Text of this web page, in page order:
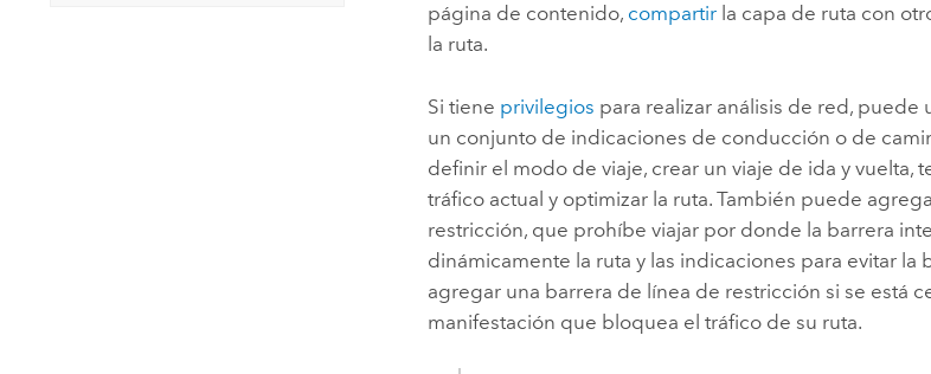
página de contenido, compartir la capa de ruta con
la ruta.
Si tiene privilegios para realizar análisis de red, puede
un conjunto de indicaciones de conducción o de
definir el modo de viaje, crear un viaje de ida y vuelta,
tráfico actual y optimizar la ruta. También puede
restricción, que prohíbe viajar por donde la barrera
dinámicamente la ruta y las indicaciones para evitar la
agregar una barrera de línea de restricción si se está
manifestación que bloquea el tráfico de su ruta.